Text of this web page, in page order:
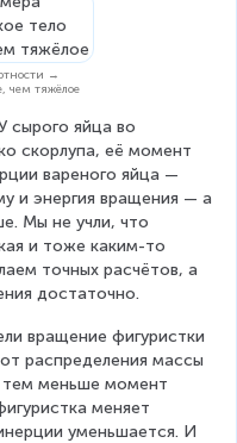
→
чем тяжёлое
сырого яйца во
скорлупа, её момент
вареного яйца —
и энергия вращения — а
Мы не учли, что
и тоже каким-то
точных расчётов, а
достаточно.
вращение фигуристки
распределения массы
меньше момент
меняет
уменьшается. И